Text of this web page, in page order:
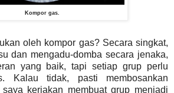
Kompor gas.
oleh kompor gas? Secara singkat,
dan mengadu-domba secara jenaka,
yang baik, tapi setiap grup perlu
Kalau tidak, pasti membosankan
kerjakan membuat grup menjadi